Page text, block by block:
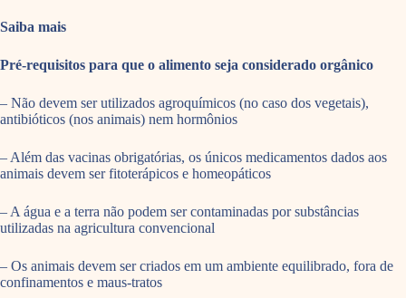
Saiba mais
Pré-requisitos para que o alimento seja considerado orgânico
– Não devem ser utilizados agroquímicos (no caso dos vegetais),
antibióticos (nos animais) nem hormônios
– Além das vacinas obrigatórias, os únicos medicamentos dados aos
animais devem ser fitoterápicos e homeopáticos
– A água e a terra não podem ser contaminadas por substâncias
utilizadas na agricultura convencional
– Os animais devem ser criados em um ambiente equilibrado, fora de
confinamentos e maus-tratos